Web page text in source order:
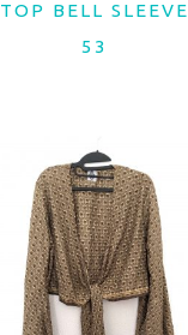
LER MAIS
TOP BELL SLEEVE
53